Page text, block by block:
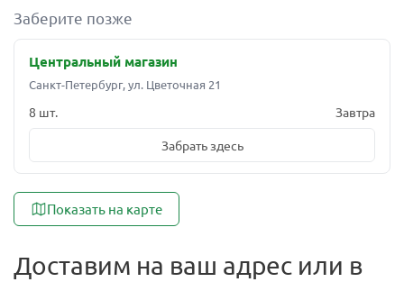
Заберите позже
Центральный магазин
Санкт-Петербург, ул. Цветочная 21
8 шт. Завтра
Забрать здесь
Показать на карте
Доставим на ваш адрес или в